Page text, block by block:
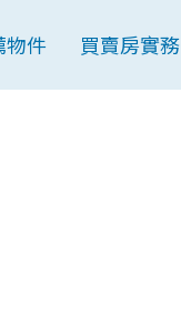
物件 買賣房實務